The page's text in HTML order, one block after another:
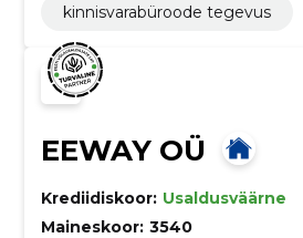
kinnisvarabüroode tegevus
EEWAY OÜ
Krediidiskoor: Usaldusväärne
Maineskoor: 3540